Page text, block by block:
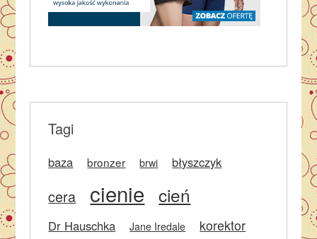
Tagi
baza bronzer brwi błyszczyk
cera cienie cień
Dr Hauschka Jane Iredale korektor